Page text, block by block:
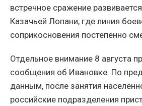
встречное сражение
Казачьей Лопани, где линия
соприкосновения постепенно
Отдельное внимание 8 августа
сообщения об Ивановке. По
данным, после занятия
российские подразделения